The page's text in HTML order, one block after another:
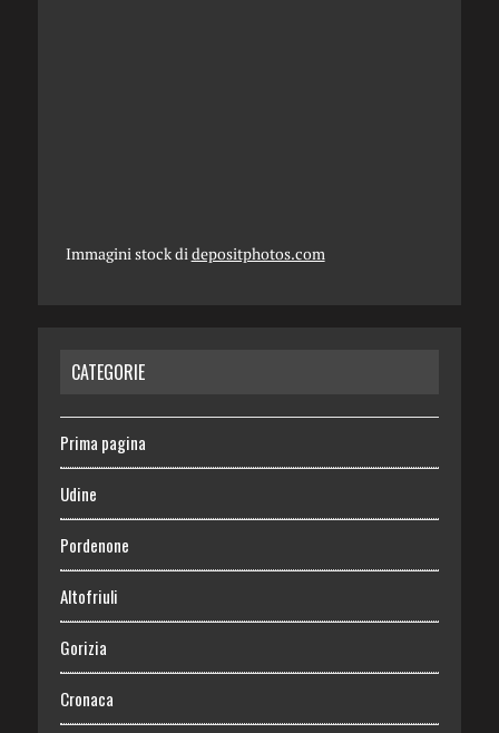
Immagini stock didepositphotos.com
CATEGORIE
Prima pagina
Udine
Pordenone
Altofriuli
Gorizia
Cronaca